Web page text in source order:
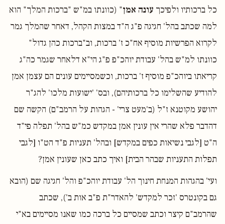
כל ברכותיו ולפיכך עונה אמן" (כוונתו במ"ש "ברכות המלך" הוא
למה שכתב בהל' חגיגה פ"ג ה"ד במצות הקהל, דאחר שהמלך גמר
לקרוא הפרשיות מוסיף אח"כ ז' ברכות, וב"ברכות כהן גדול"
כוונתו למ"ש בהל' עבודת יוהכ"פ פ"ג הי"א דלאחר שגמר כה"ג
קריאתו ביוהכ"פ מוסיף ז' ברכות, וכשמסיימים עונים הם עצמן אמן
להודיע שהשלימו כל ברכותיהם), ובס' 'ישועות מלכו' להג"ר
יהושע מקוטנא ז"ל (ב'מעט צרי' - הגהות על הרמב"ם) הקשה שם
דהדבר פלא שהרי אין עונין אמן במקדש כמ"ש בהל' תפלה פי"ד
ה"ט [לגבי נשיאות כפים במקדש] ובהל' תעניות פ"ד הט"ו [לגבי
תפלות התעניות שבהר הבית] ואיך כתב כאן שעונין אמן?
ועי' בהגהות המנחת חינוך הל' עבודת יוהכ"פ והל' חגיגה שם (הובא
גם בקונטרס 'זכר למקדש' להאדר"ת פ"ב אות ב'), שכתב
שהרמב"ם קיצר וכתב שמסיים כל ברכה כמו שאנו מסיימים בא"י